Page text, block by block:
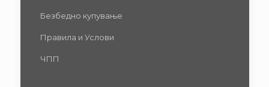
Безбедно купување
Правила и Услови
ЧПП